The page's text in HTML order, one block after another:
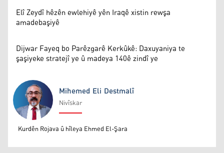
Elî Zeydî hêzên ewlehiyê yên Iraqê xistin rewşa
amadebaşiyê
Dijwar Fayeq bo Parêzgarê Kerkûkê: Daxuyaniya te
şaşiyeke stratejî ye û madeya 140ê zindî ye
Mihemed Eli Destmalî
Mihemed Eli Destmalî
Nivîskar
Kurdên Rojava û hîleya Ehmed El-Şara